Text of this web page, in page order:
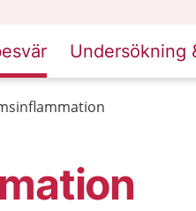
Undersökning